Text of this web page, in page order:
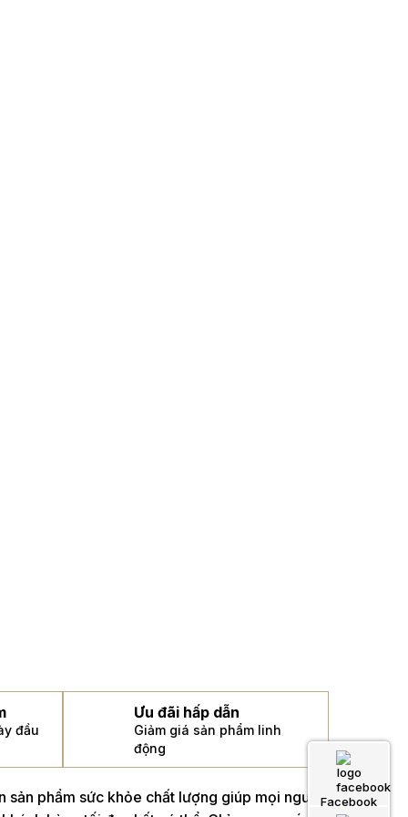
đầu
Ưu đãi hấp dẫn
Giảm giá sản phẩm linh
động
sản phẩm sức khỏe chất lượng giúp mọi ngườiFacebook